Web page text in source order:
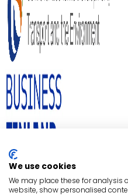
We use cookies
We may place these for analysis
website, show personalised